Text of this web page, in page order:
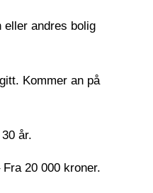
eller andres bolig
Kommer an på
år.
20 000 kroner.